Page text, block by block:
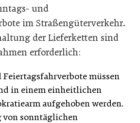
und
im Straßengüterverkehr.
der Lieferketten sind
erforderlich:
Feiertagsfahrverbote müssen
in einem einheitlichen
aufgehoben werden.
von sonntäglichen